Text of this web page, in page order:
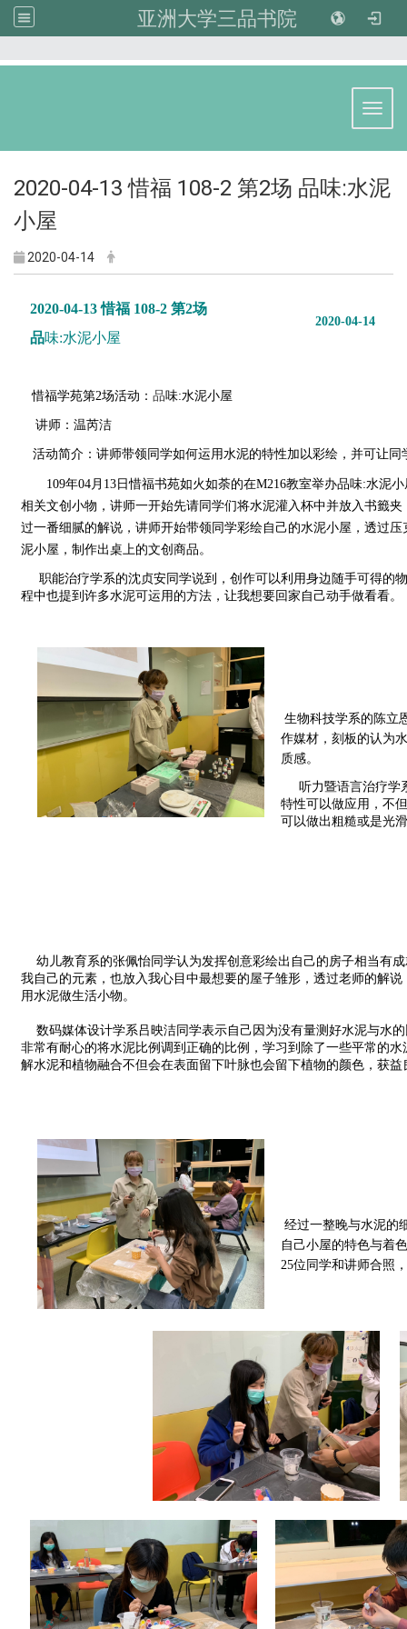
亚洲大学三品书院
2020-04-13 惜福 108-2 第2场 品味:水泥
小屋
2020-04-14
2020-04-13 惜福 108-2 第2场
品味:水泥小屋
2020-04-14
惜福学苑第2场活动： 品味:水泥小屋
讲师： 温芮洁
活动简介： 讲师带领同学如何运用水泥的特性加以彩绘，并可让
109年04月13日惜福书苑如火如荼的在M216教室举办品味:水泥
相关文创小物，讲师一开始先请同学们将水泥灌入杯中并放入书籤
过一番细腻的解说，讲师开始带领同学彩绘自己的水泥小屋，透过
泥小屋，制作出桌上的文创商品。
职能治疗学系的沈贞安同学说到，创作可以利用身边随手可得的
程中也提到许多水泥可运用的方法，让我想要回家自己动手做看看。
生物科技学系的陈立
作媒材，刻板的认为
质感。
听力暨语言治疗学
特性可以做应用，不
可以做出粗糙或是光
我自己的元素，也放入我心目中最想要的屋子雏形，透过老师的解说
用水泥做生活小物。
数码媒体设计学系吕映洁同学表示自己因为没有量测好水泥与水
非常有耐心的将水泥比例调到正确的比例，学习到除了一些平常的水
解水泥和植物融合不但会在表面留下叶脉也会留下植物的颜色，获益
自己小屋的特色与着
25位同学和讲师合照